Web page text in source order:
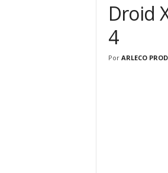
Droid
4
Por ARLECO